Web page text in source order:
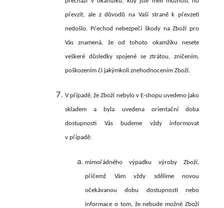
převzít, ale z důvodů na Vaší straně k převzetí
nedošlo. Přechod nebezpečí škody na Zboží pro
Vás znamená, že od tohoto okamžiku nesete
veškeré důsledky spojené se ztrátou, zničením,
poškozením či jakýmkoli znehodnocením Zboží.
V případě, že Zboží nebylo v E-shopu uvedeno jako
skladem a byla uvedena orientační doba
dostupnosti Vás budeme vždy informovat
v případě:
mimořádného výpadku výroby Zboží,
přičemž Vám vždy sdělíme novou
očekávanou dobu dostupnosti nebo
informace o tom, že nebude možné Zboží